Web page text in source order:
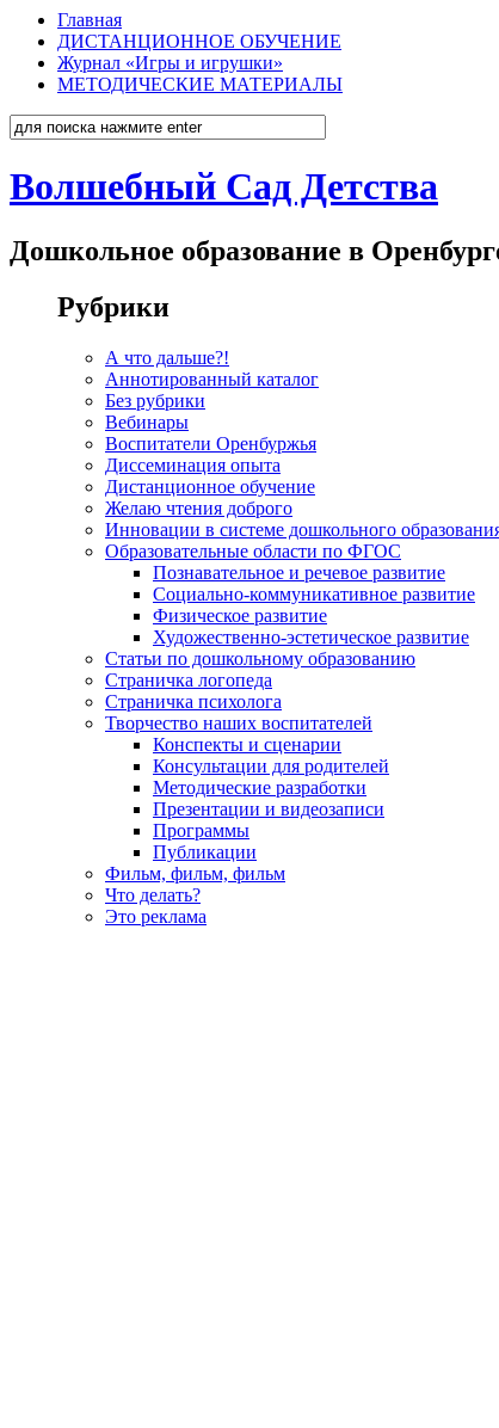
Главная
ДИСТАНЦИОННОЕ ОБУЧЕНИЕ
Журнал «Игры и игрушки»
МЕТОДИЧЕСКИЕ МАТЕРИАЛЫ
Волшебный Сад Детства
Дошкольное образование в
Рубрики
А что дальше?!
Аннотированный каталог
Без рубрики
Вебинары
Воспитатели Оренбуржья
Диссеминация опыта
Дистанционное обучение
Желаю чтения доброго
Инновации в системе дошкольного
Образовательные области по ФГОС
Познавательное и речевое развитие
Социально-коммуникативное развитие
Физическое развитие
Художественно-эстетическое развитие
Статьи по дошкольному образованию
Страничка логопеда
Страничка психолога
Творчество наших воспитателей
Конспекты и сценарии
Консультации для родителей
Методические разработки
Презентации и видеозаписи
Программы
Публикации
Фильм, фильм, фильм
Что делать?
Это реклама